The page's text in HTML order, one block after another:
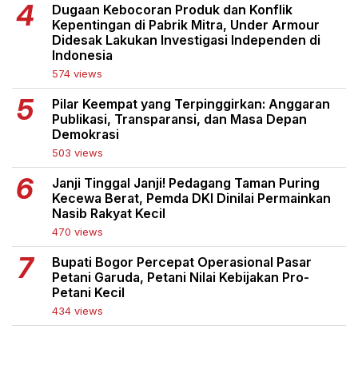
Dugaan Kebocoran Produk dan Konflik
Kepentingan di Pabrik Mitra, Under Armour
Didesak Lakukan Investigasi Independen di
Indonesia
574 views
Pilar Keempat yang Terpinggirkan: Anggaran
Publikasi, Transparansi, dan Masa Depan
Demokrasi
503 views
Janji Tinggal Janji! Pedagang Taman Puring
Kecewa Berat, Pemda DKI Dinilai Permainkan
Nasib Rakyat Kecil
470 views
Bupati Bogor Percepat Operasional Pasar
Petani Garuda, Petani Nilai Kebijakan Pro-
Petani Kecil
434 views